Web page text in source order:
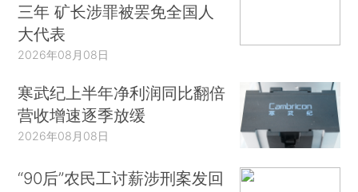
三年 矿长涉罪被罢免全国人
大代表
2026年08月08日
寒武纪上半年净利润同比翻倍
营收增速逐季放缓
2026年08月08日
“90后”农民工讨薪涉刑案发回